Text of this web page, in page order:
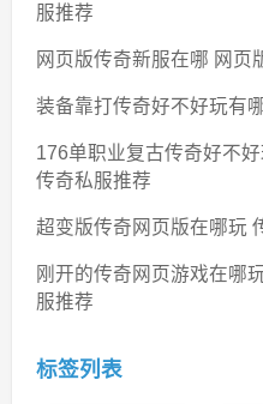
服推荐
网页版传奇新服在哪 网页
装备靠打传奇好不好玩有
176单职业复古传奇好不
传奇私服推荐
超变版传奇网页版在哪玩
刚开的传奇网页游戏在哪
服推荐
标签列表